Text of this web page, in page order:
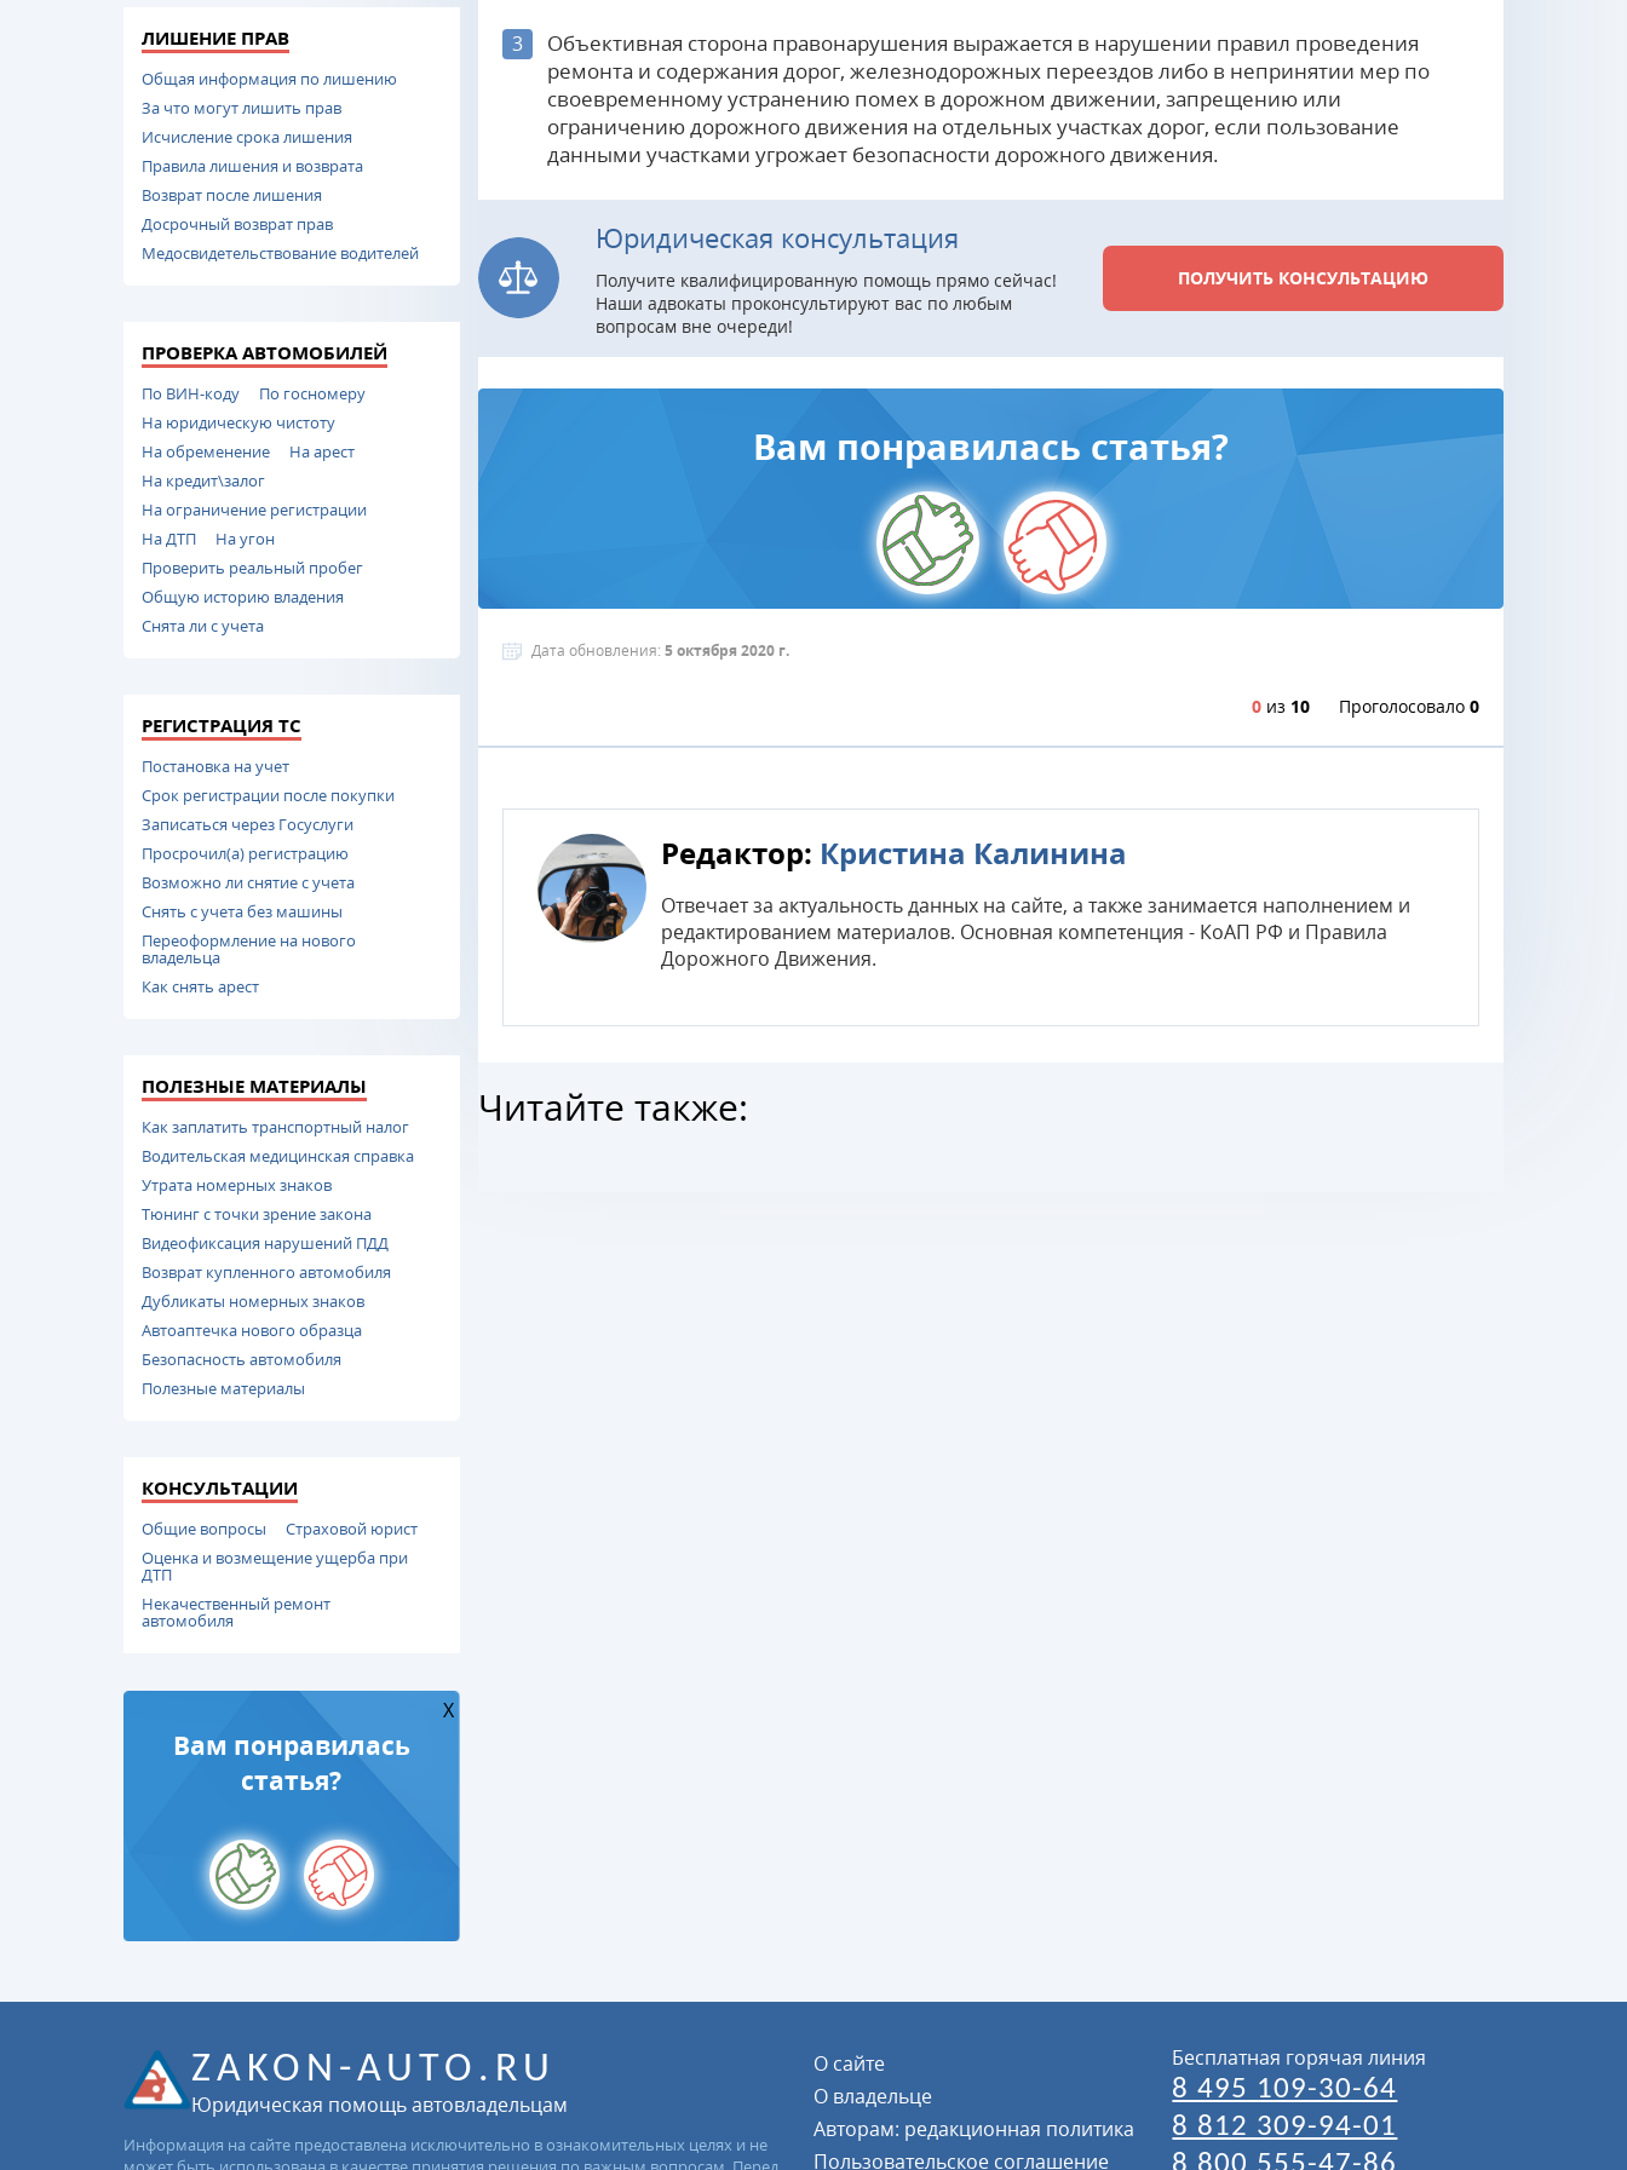
3
Объективная сторона правонарушения выражается в нарушении правил проведения
ремонта и содержания дорог, железнодорожных переездов либо в непринятии мер по
своевременному устранению помех в дорожном движении, запрещению или
ограничению дорожного движения на отдельных участках дорог, если пользование
данными участками угрожает безопасности дорожного движения.
Юридическая консультация
Получите квалифицированную помощь прямо сейчас!
Наши адвокаты проконсультируют вас по любым
вопросам вне очереди!
ПОЛУЧИТЬ КОНСУЛЬТАЦИЮ
Вам понравилась статья?
Дата обновления: 5 октября 2020 г.
0 из 10 Проголосовало 0
Редактор: Кристина Калинина
Отвечает за актуальность данных на сайте, а также занимается наполнением и
редактированием материалов. Основная компетенция - КоАП РФ и Правила
Дорожного Движения.
Читайте также:
ЛИШЕНИЕ ПРАВ
Общая информация по лишению
За что могут лишить прав
Исчисление срока лишения
Правила лишения и возврата
Возврат после лишения
Досрочный возврат прав
Медосвидетельствование водителей
ПРОВЕРКА АВТОМОБИЛЕЙ
По ВИН-коду
По госномеру
На юридическую чистоту
На обременение
На арест
На кредит\залог
На ограничение регистрации
На ДТП
На угон
Проверить реальный пробег
Общую историю владения
Снята ли с учета
РЕГИСТРАЦИЯ ТС
Постановка на учет
Срок регистрации после покупки
Записаться через Госуслуги
Просрочил(а) регистрацию
Возможно ли снятие с учета
Снять с учета без машины
Переоформление на нового
владельца
Как снять арест
ПОЛЕЗНЫЕ МАТЕРИАЛЫ
Как заплатить транспортный налог
Водительская медицинская справка
Утрата номерных знаков
Тюнинг с точки зрение закона
Видеофиксация нарушений ПДД
Возврат купленного автомобиля
Дубликаты номерных знаков
Автоаптечка нового образца
Безопасность автомобиля
Полезные материалы
КОНСУЛЬТАЦИИ
Общие вопросы
Страховой юрист
Оценка и возмещение ущерба при
ДТП
Некачественный ремонт
автомобиля
X
Вам понравилась
статья?
ZAKON-AUTO.RU
Юридическая помощь автовладельцам
Информация на сайте предоставлена исключительно в ознакомительных целях и не
О сайте
О владельце
Авторам: редакционная политика
Пользовательское соглашение
Бесплатная горячая линия
8 495 109-30-64
8 812 309-94-01